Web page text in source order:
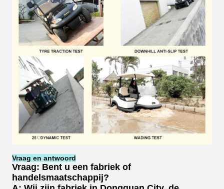
Vraag en antwoord
Vraag: Bent u een fabriek of
handelsmaatschappij?